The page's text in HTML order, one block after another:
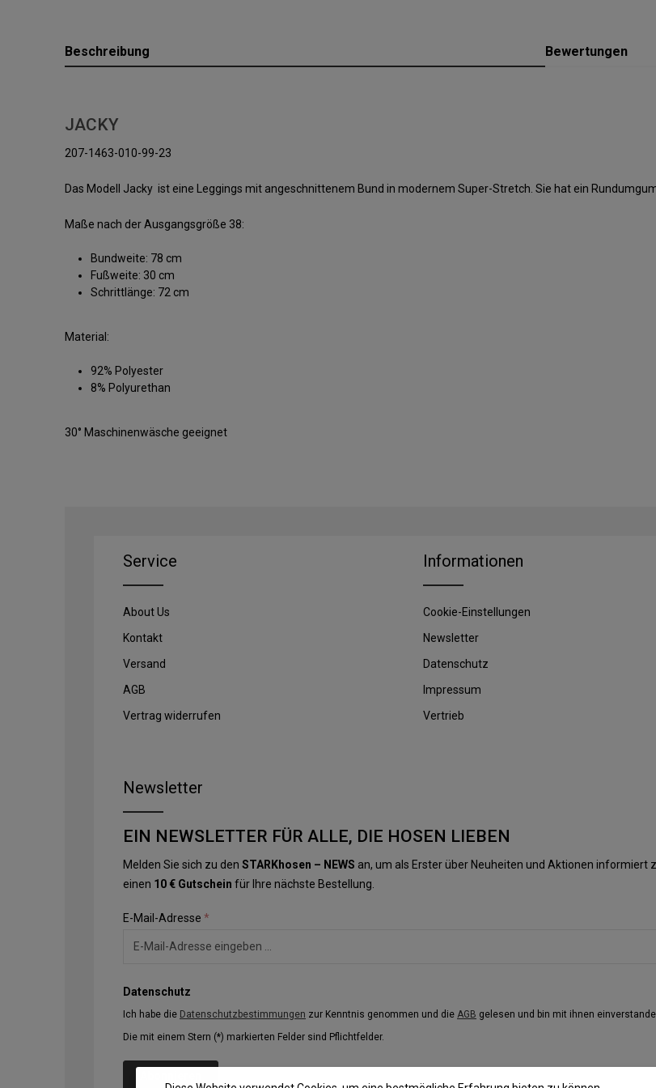
Beschreibung Bewertungen
JACKY
207-1463-010-99-23
Das Modell Jacky ist eine Leggings mit angeschnittenem Bund in modernem Super-Stretch. Sie hat ein
Maße nach der Ausgangsgröße 38:
Bundweite: 78 cm
Fußweite: 30 cm
Schrittlänge: 72 cm
Material:
92% Polyester
8% Polyurethan
30° Maschinenwäsche geeignet
Service
About Us
Kontakt
Versand
AGB
Vertrag widerrufen
Informationen
Cookie-Einstellungen
Newsletter
Datenschutz
Impressum
Vertrieb
Newsletter
EIN NEWSLETTER FÜR ALLE, DIE HOSEN LIEBEN
Melden Sie sich zu den STARKhosen – NEWS an, um als Erster über Neuheiten und Aktionen informiert
einen 10 € Gutschein für Ihre nächste Bestellung.
E-Mail-Adresse *
Datenschutz
Ich habe die Datenschutzbestimmungen zur Kenntnis genommen und die AGB gelesen und bin mit ihnen
Die mit einem Stern (*) markierten Felder sind Pflichtfelder.